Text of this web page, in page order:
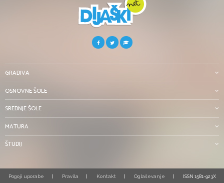
GRADIVA
OSNOVNE ŠOLE
SREDNJE ŠOLE
MATURA
ŠTUDIJ
Pogoji uporabe Pravila Kontakt Oglaševanje ISSN 1581-923X